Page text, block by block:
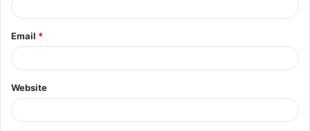
Email *
Website